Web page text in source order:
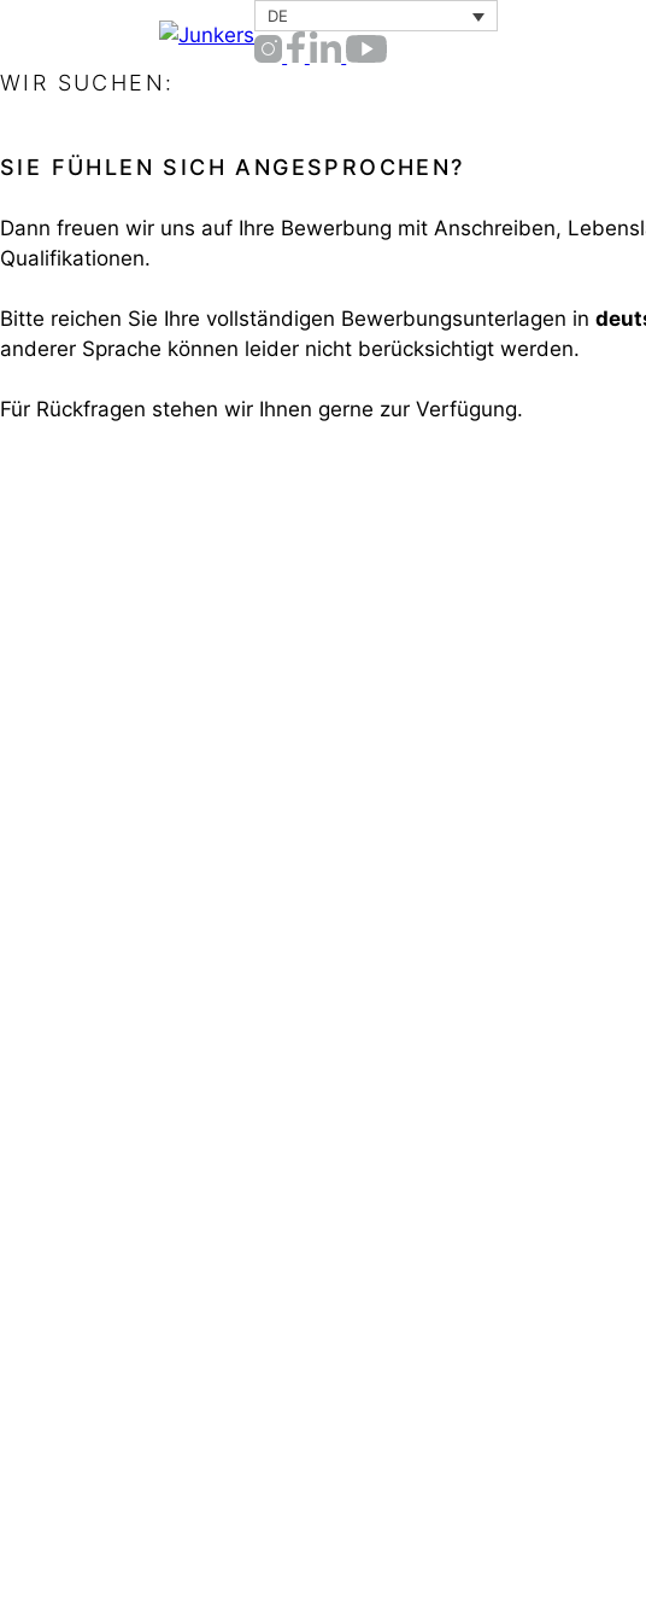
springen
DE
WIR SUCHEN:
SIE FÜHLEN SICH ANGESPROCHEN?
Dann freuen wir uns auf Ihre Bewerbung mit Anschreiben,
Qualifikationen.
Bitte reichen Sie Ihre vollständigen Bewerbungsunterlagen in
anderer Sprache können leider nicht berücksichtigt werden.
Für Rückfragen stehen wir Ihnen gerne zur Verfügung.